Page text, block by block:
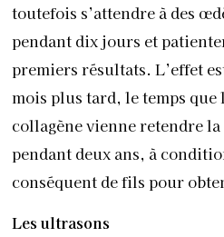
toutefois s’attendre à des
pendant dix jours et
premiers résultats. L’effet
mois plus tard, le temps
collagène vienne retendre
pendant deux ans, à
conséquent de fils pour
Les ultrasons